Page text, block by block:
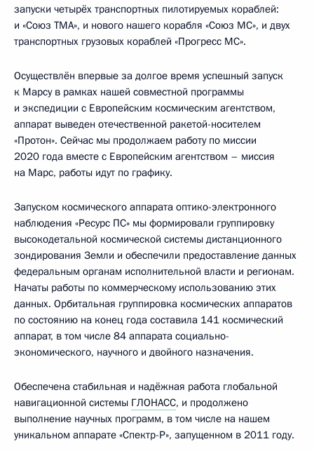
запуски четырёх транспортных пилотируемых кораблей:
и «Союз ТМА», и нового нашего корабля «Союз МС», и двух
транспортных грузовых кораблей «Прогресс МС».
Осуществлён впервые за долгое время успешный запуск
к Марсу в рамках нашей совместной программы
и экспедиции с Европейским космическим агентством,
аппарат выведен отечественной ракетой-носителем
«Протон». Сейчас мы продолжаем работу по миссии
2020 года вместе с Европейским агентством – миссия
на Марс, работы идут по графику.
Запуском космического аппарата оптико-электронного
наблюдения «Ресурс ПС» мы формировали группировку
высокодетальной космической системы дистанционного
зондирования Земли и обеспечили предоставление данных
федеральным органам исполнительной власти и регионам.
Начаты работы по коммерческому использованию этих
данных. Орбитальная группировка космических аппаратов
по состоянию на конец года составила 141 космический
аппарат, в том числе 84 аппарата социально-
экономического, научного и двойного назначения.
Обеспечена стабильная и надёжная работа глобальной
навигационной системы ГЛОНАСС, и продолжено
выполнение научных программ, в том числе на нашем
уникальном аппарате «Спектр-Р», запущенном в 2011 году.